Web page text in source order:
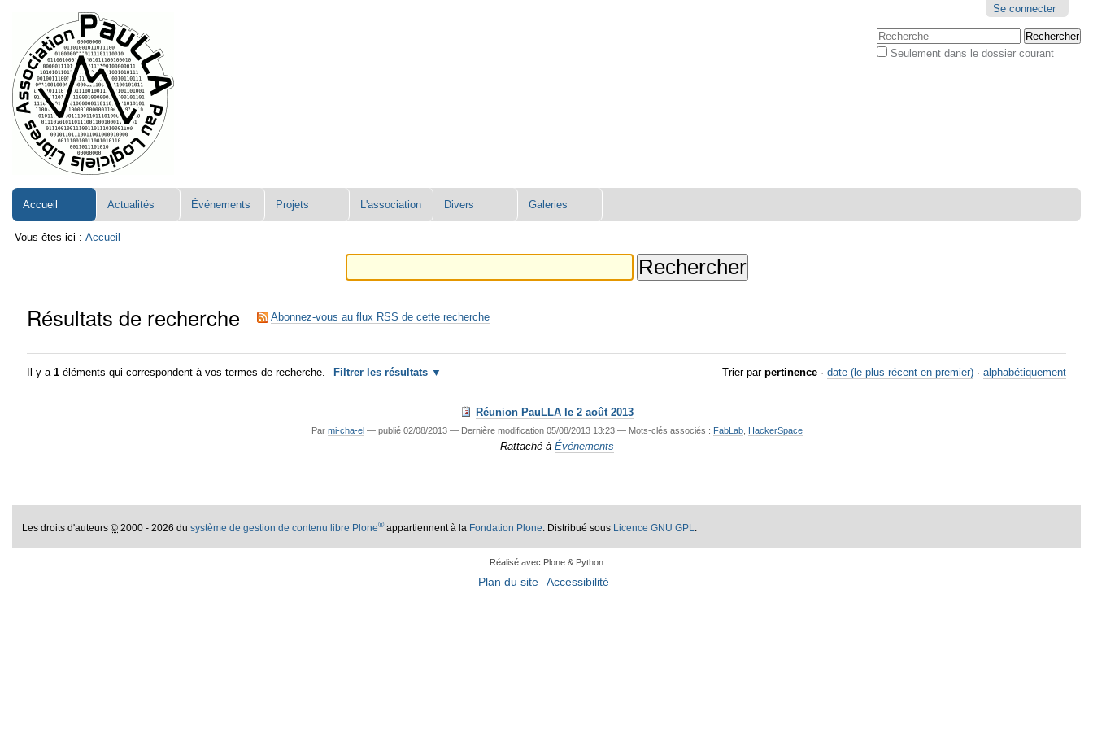
contenu.
Aller
à
la
navigation
personnels
Se connecter
Chercher par
Seulement dans le dossier courant
Accueil Actualités Événements Projets L'association Divers Galeries
Vous êtes ici : Accueil
Résultats de recherche Abonnez-vous au flux RSS de cette recherche
Il y a1 éléments qui correspondent à vos termes de recherche. Filtrer les résultats Trier par pertinence · date (le plus récent en premier) · alphabétiquement
Réunion PauLLA le 2 août 2013
Par mi-cha-el — publié02/08/2013 — Dernière modification05/08/2013 13:23 — Mots-clés associés : FabLab, HackerSpace
Rattaché à Événements
Les droits d'auteurs© 2000 - 2026 dusystème de gestion de contenu libre Plone®appartiennent à la Fondation Plone. Distribué sous Licence GNU GPL.
Réalisé avec Plone & Python
Plan du site Accessibilité